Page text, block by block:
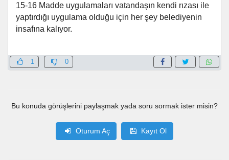
15-16 Madde uygulamaları vatandaşın kendi rızası ile
yaptırdığı uygulama olduğu için her şey belediyenin
insafına kalıyor.
1 0
Bu konuda görüşlerini paylaşmak yada soru sormak ister misin?
Oturum Aç Kayıt Ol